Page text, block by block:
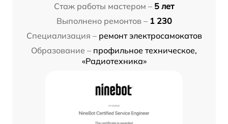
Стаж работы мастером – 5 лет
Выполнено ремонтов – 1 230
Специализация – ремонт электросамокатов
Образование – профильное техническое,
«Радиотехника»